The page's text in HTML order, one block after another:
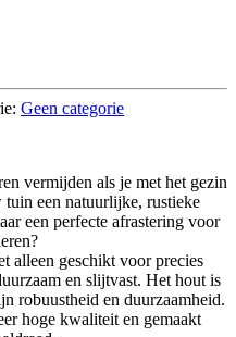
Geen categorie
vermijden als je met het gezin
tuin een natuurlijke, rustieke
een perfecte afrastering voor
alleen geschikt voor precies
en slijtvast. Het hout is
robuustheid en duurzaamheid.
hoge kwaliteit en gemaakt